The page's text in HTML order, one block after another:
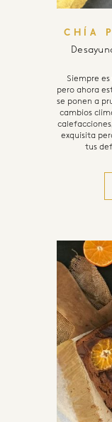
CHÍA
Siempre es
pero ahora
se ponen a
cambios
exquisita
tus